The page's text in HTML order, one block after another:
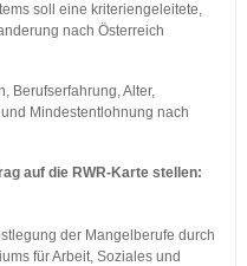
soll eine kriteriengeleitete,
nach Österreich
Berufserfahrung, Alter,
Mindestentlohnung nach
auf die RWR-Karte stellen:
der Mangelberufe durch
für Arbeit, Soziales und